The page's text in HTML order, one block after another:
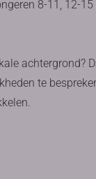
8-11, 12-
achtergrond?
te